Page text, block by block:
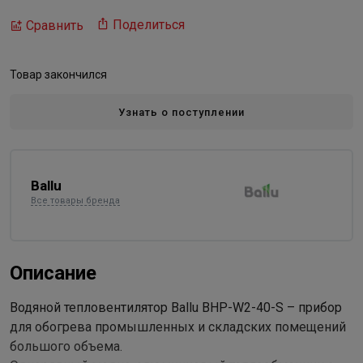
Сравнить Поделиться
Товар закончился
Узнать о поступлении
Ballu
Все товары бренда
Описание
Водяной тепловентилятор Ballu BHP-W2-40-S – прибор
для обогрева промышленных и складских помещений
большого объема.